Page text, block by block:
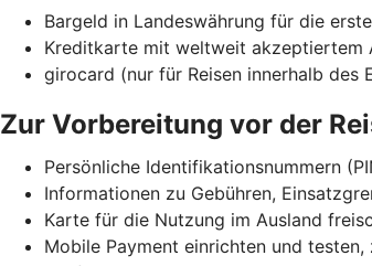
Bargeld in Landeswährung für die
Kreditkarte mit weltweit akzeptiertem
girocard (nur für Reisen innerhalb des
Zur Vorbereitung vor der
Persönliche Identifikationsnummern
Informationen zu Gebühren,
Karte für die Nutzung im Ausland
Mobile Payment einrichten und